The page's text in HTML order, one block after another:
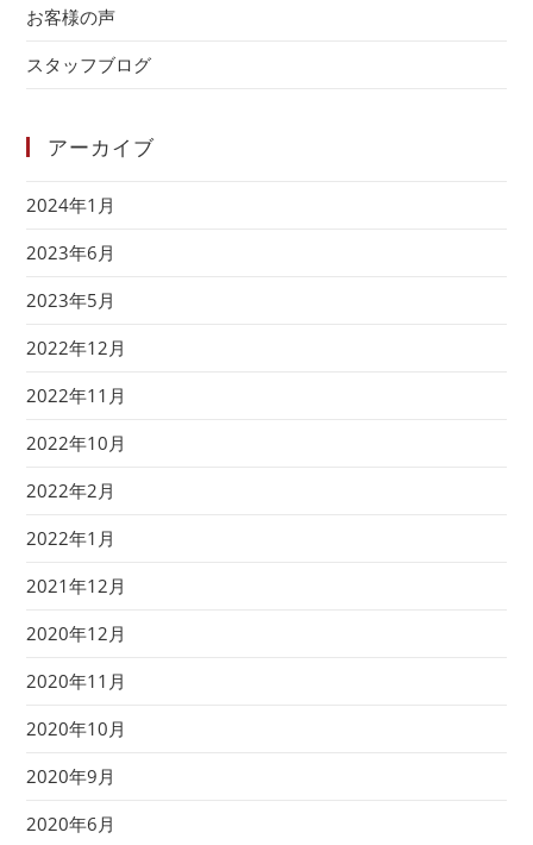
お客様の声
スタッフブログ
アーカイブ
2024年1月
2023年6月
2023年5月
2022年12月
2022年11月
2022年10月
2022年2月
2022年1月
2021年12月
2020年12月
2020年11月
2020年10月
2020年9月
2020年6月